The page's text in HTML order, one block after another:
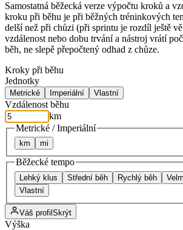
Samostatná běžecká verze výpočtu kroků a
kroku při běhu je při běžných tréninkových
delší než při chůzi (při sprintu je rozdíl ještě
vzdálenost nebo dobu trvání a nástroj vrátí
běh, ne slepě přepočtený odhad z chůze.
Kroky při běhu
Jednotky
Metrické Imperiální Vlastní
Vzdálenost běhu
km
Metrické / Imperiální
km mi
Běžecké tempo
Lehký klus Střední běh Rychlý běh
Vlastní
Váš profilSkrýt
Výška